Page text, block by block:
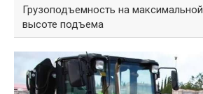
Грузоподъемность на максимальной
высоте подъема